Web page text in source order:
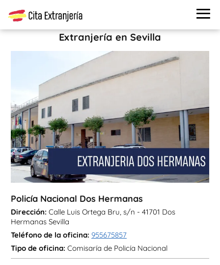
Cita extranjería › Oficinas de extranjería
Policía
Nacional Dos Hermanas
Extranjería en Sevilla
Policía Nacional Dos Hermanas
Dirección: Calle Luis Ortega Bru, s/n - 41701 Dos
Hermanas Sevilla
Teléfono de la oficina: 955675857
Tipo de oficina: Comisaría de Policía Nacional